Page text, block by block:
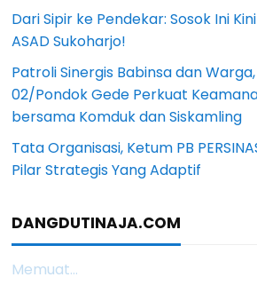
Dari Sipir ke Pendekar: Sosok Ini Kini
ASAD Sukoharjo!
Patroli Sinergis Babinsa dan
02/Pondok Gede Perkuat
bersama Komduk dan Siskamling
Tata Organisasi, Ketum PB
Pilar Strategis Yang Adaptif
DANGDUTINAJA.COM
Memuat...